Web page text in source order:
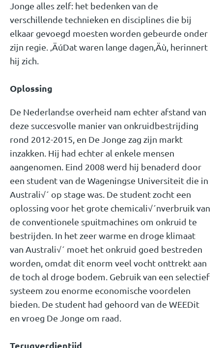
Jonge alles zelf: het bedenken van de
verschillende technieken en disciplines die bij
elkaar gevoegd moesten worden gebeurde onder
zijn regie. ‚ÄúDat waren lange dagen‚Äù, herinnert
hij zich.
Oplossing
De Nederlandse overheid nam echter afstand van
deze succesvolle manier van onkruidbestrijding
rond 2012-2015, en De Jonge zag zijn markt
inzakken. Hij had echter al enkele mensen
aangenomen. Eind 2008 werd hij benaderd door
een student van de Wageningse Universiteit die in
Australi√´ op stage was. De student zocht een
oplossing voor het grote chemicali√´nverbruik van
de conventionele spuitmachines om onkruid te
bestrijden. In het zeer warme en droge klimaat
van Australi√´ moet het onkruid goed bestreden
worden, omdat dit enorm veel vocht onttrekt aan
de toch al droge bodem. Gebruik van een selectief
systeem zou enorme economische voordelen
bieden. De student had gehoord van de WEEDit
en vroeg De Jonge om raad.
Terugverdientijd